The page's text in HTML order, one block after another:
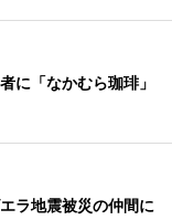
に「なかむら珈琲」
ラ地震被災の仲間に